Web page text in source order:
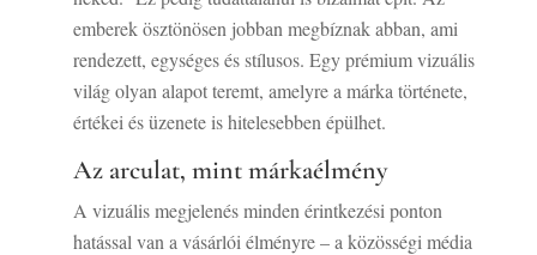
emberek ösztönösen jobban megbíznak abban, ami
rendezett, egységes és stílusos. Egy prémium vizuális
világ olyan alapot teremt, amelyre a márka története,
értékei és üzenete is hitelesebben épülhet.
Az arculat, mint márkaélmény
A vizuális megjelenés minden érintkezési ponton
hatással van a vásárlói élményre – a közösségi média